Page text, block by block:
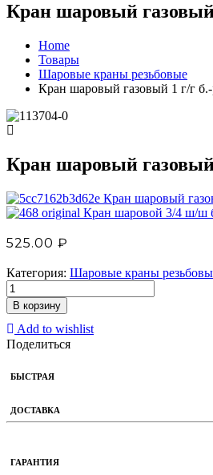
Кран шаровый газовый
Home
Товары
Шаровые краны резьбовые
Кран шаровый газовый 1 г/г
Кран шаровый газовый
Кран шаровый
Кран шаровой 3/4 ш/ш
525.00 ₽
Категория: Шаровые краны
В корзину
Add to wishlist
Поделиться
БЫСТРАЯ
ДОСТАВКА
ГАРАНТИЯ